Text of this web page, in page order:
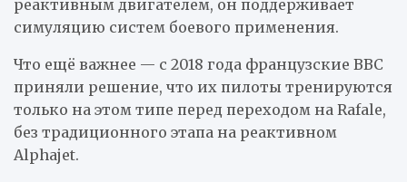
реактивным двигателем, он поддерживает
симуляцию систем боевого применения.
Что ещё важнее — с 2018 года французские ВВС
приняли решение, что их пилоты тренируются
только на этом типе перед переходом на Rafale,
без традиционного этапа на реактивном
Alphajet.